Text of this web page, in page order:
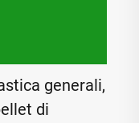
generali,
di